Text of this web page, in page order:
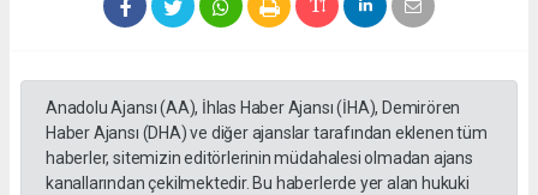
Anadolu Ajansı (AA), İhlas Haber Ajansı (İHA), Demirören
Haber Ajansı (DHA) ve diğer ajanslar tarafından eklenen tüm
haberler, sitemizin editörlerinin müdahalesi olmadan ajans
kanallarından çekilmektedir. Bu haberlerde yer alan hukuki